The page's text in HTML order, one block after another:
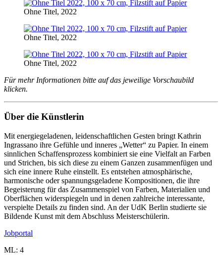
Ohne Titel, 2022
Ohne Titel, 2022
Ohne Titel, 2022
Für mehr Informationen bitte auf das jeweilige Vorschaubild
klicken.
Über die Künstlerin
Mit energiegeladenen, leidenschaftlichen Gesten bringt Kathrin
Ingrassano ihre Gefühle und inneres „Wetter“ zu Papier. In einem
sinnlichen Schaffensprozess kombiniert sie eine Vielfalt an Farben
und Strichen, bis sich diese zu einem Ganzen zusammenfügen und
sich eine innere Ruhe einstellt. Es entstehen atmosphärische,
harmonische oder spannungsgeladene Kompositionen, die ihre
Begeisterung für das Zusammenspiel von Farben, Materialien und
Oberflächen widerspiegeln und in denen zahlreiche interessante,
verspielte Details zu finden sind. An der UdK Berlin studierte sie
Bildende Kunst mit dem Abschluss Meisterschülerin.
Jobportal
ML: 4